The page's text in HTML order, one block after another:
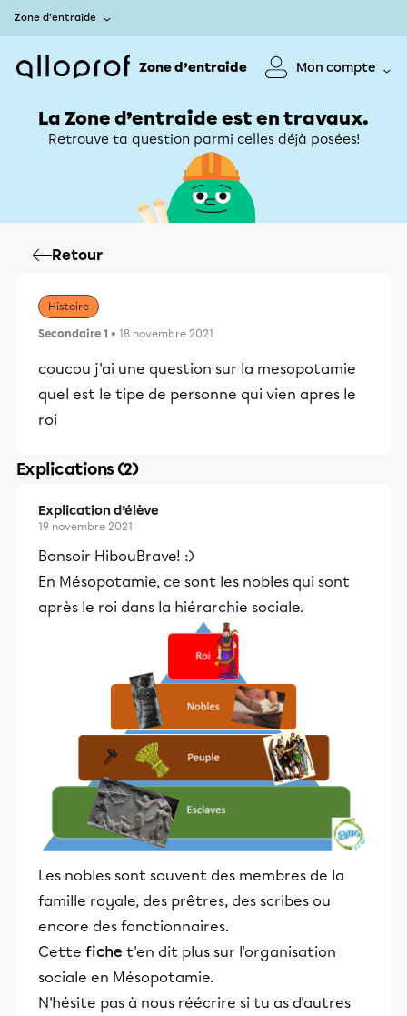
Zone d’entraide
Zone d’entraide Mon compte
La Zone d’entraide est en travaux.
Retrouve ta question parmi celles déjà posées!
Retour
Histoire
Secondaire 1 • 18 novembre 2021
coucou j'ai une question sur la mesopotamie
quel est le tipe de personne qui vien apres le
roi
Explications (2)
Explication d’élève
19 novembre 2021
Bonsoir HibouBrave! :)
En Mésopotamie, ce sont les nobles qui sont
après le roi dans la hiérarchie sociale.
Les nobles sont souvent des membres de la
famille royale, des prêtres, des scribes ou
encore des fonctionnaires.
Cette fiche t'en dit plus sur l'organisation
sociale en Mésopotamie.
N'hésite pas à nous réécrire si tu as d'autres